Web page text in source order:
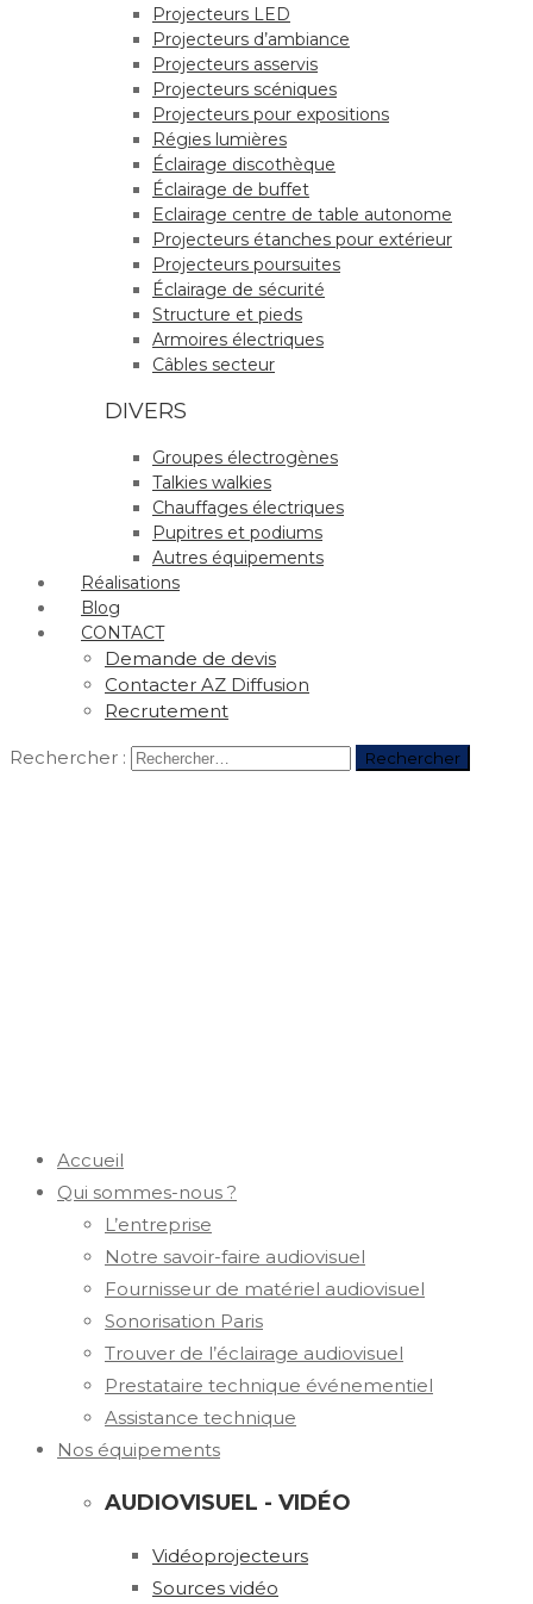
Projecteurs LED
Projecteurs d’ambiance
Projecteurs asservis
Projecteurs scéniques
Projecteurs pour expositions
Régies lumières
Éclairage discothèque
Éclairage de buffet
Eclairage centre de table autonome
Projecteurs étanches pour extérieur
Projecteurs poursuites
Éclairage de sécurité
Structure et pieds
Armoires électriques
Câbles secteur
DIVERS
Groupes électrogènes
Talkies walkies
Chauffages électriques
Pupitres et podiums
Autres équipements
Réalisations
Blog
CONTACT
Demande de devis
Contacter AZ Diffusion
Recrutement
Rechercher :
Accueil
Qui sommes-nous ?
L’entreprise
Notre savoir-faire audiovisuel
Fournisseur de matériel audiovisuel
Sonorisation Paris
Trouver de l’éclairage audiovisuel
Prestataire technique événementiel
Assistance technique
Nos équipements
AUDIOVISUEL - VIDÉO
Vidéoprojecteurs
Sources vidéo